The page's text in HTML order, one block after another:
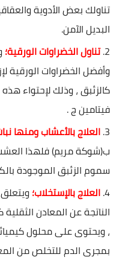
تناولك بعض الأدوية
البديل الآمن.
تناول الخضراوات الورقية؛
وأفضل الخضراوات الورقية
كالزئبق ، وذلك لإحتواء
فيتامين ج .
العلاج بالأعشاب ومنها
ب(شوكة مريم) فلهذا
سموم الزئبق الموجودة
العلاج بالإستخلاب؛
الناتجة عن المعادن
بمجرى الدم للتخلص من